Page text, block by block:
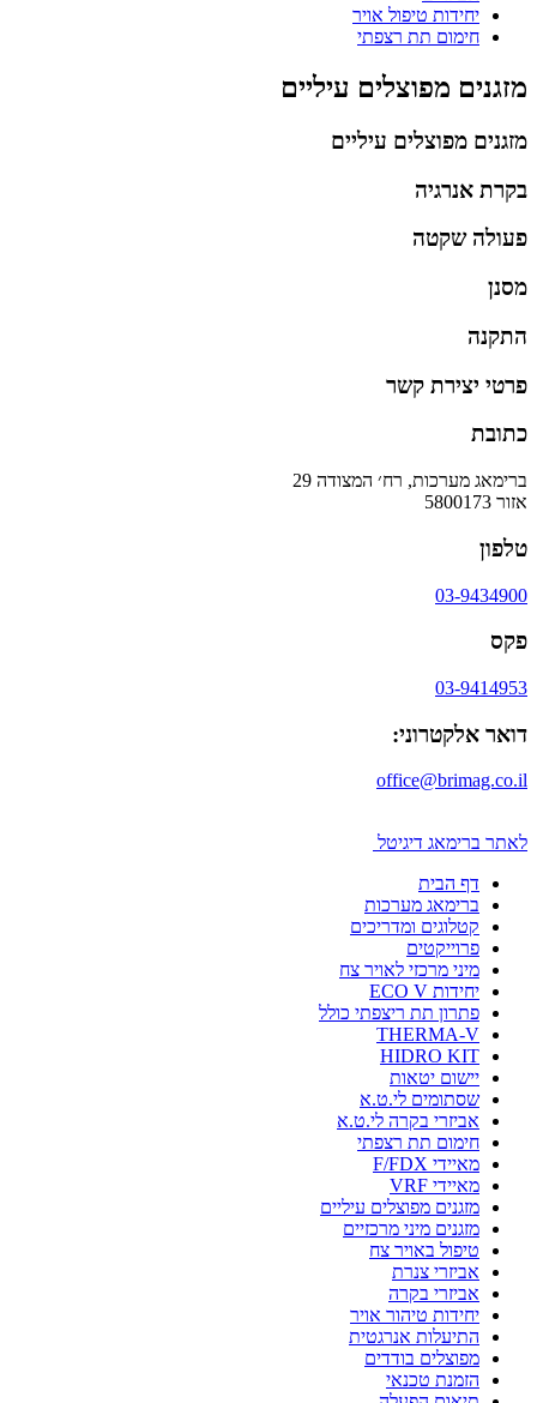
יחידות טיפול אויר
חימום תת רצפתי
מזגנים מפוצלים עיליים
מזגנים מפוצלים עיליים
בקרת אנרגיה
פעולה שקטה
מסנן
התקנה
פרטי יצירת קשר
כתובת
ברימאג מערכות, רח׳ המצודה 29
אזור 5800173
טלפון
03-9434900
פקס
03-9414953
דואר אלקטרוני:
office@brimag.co.il
לאתר ברימאג דיגיטל
דף הבית
ברימאג מערכות
קטלוגים ומדריכים
פרוייקטים
מיני מרכזי לאויר צח
יחידות ECO V
פתרון תת ריצפתי כולל
THERMA-V
HIDRO KIT
יישום יטאות
שסתומים לי.ט.א
אביזרי בקרה לי.ט.א
חימום תת רצפתי
מאיידי F/FDX
מאיידי VRF
מזגנים מפוצלים עיליים
מזגנים מיני מרכזיים
טיפול באויר צח
אביזרי צנרת
אביזרי בקרה
יחידות טיהור אויר
התיעלות אנרגטית
מפוצלים בודדים
הזמנת טכנאי